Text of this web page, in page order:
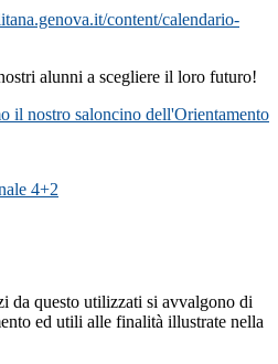
content/calendario-
alunni a scegliere il loro futuro!
il nostro saloncino dell'Orientamento
4+2
da questo utilizzati si avvalgono di
ed utili alle finalità illustrate nella